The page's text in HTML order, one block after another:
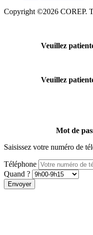
Copyright ©2026 COREP.
Veuillez
Veuillez
Mot de
Saisissez votre numéro de
Téléphone
Quand ?
Envoyer